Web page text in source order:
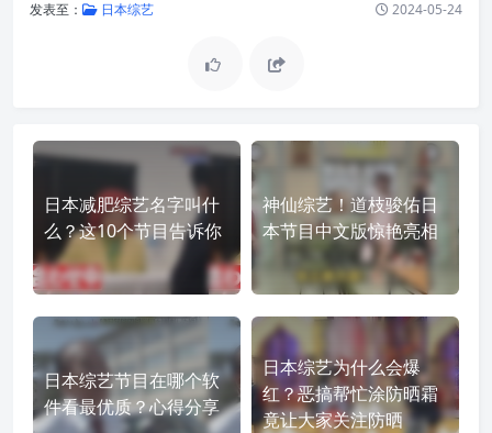
发表至： 日本综艺 2024-05-24
日本减肥综艺名字叫什
么？这10个节目告诉你
神仙综艺！道枝骏佑日
本节目中文版惊艳亮相
日本综艺节目在哪个软
件看最优质？心得分享
日本综艺为什么会爆
红？恶搞帮忙涂防晒霜
竟让大家关注防晒